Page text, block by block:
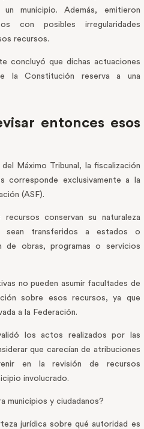
municipio. Además, emitieron
con posibles irregularidades
recursos.
concluyó que dichas actuaciones
la Constitución reserva a una
entonces esos
Máximo Tribunal, la fiscalización
corresponde exclusivamente a la
(ASF).
conservan su naturaleza
sean transferidos a estados o
de obras, programas o servicios
no pueden asumir facultades de
sobre esos recursos, ya que
a la Federación.
los actos realizados por las
que carecían de atribuciones
en la revisión de recursos
involucrado.
municipios y ciudadanos?
jurídica sobre qué autoridad es